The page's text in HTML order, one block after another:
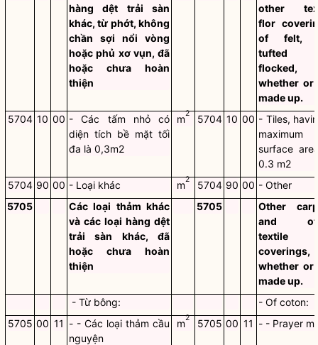
hàng dệt trải sàn
khác, từ phớt, không
chần sợi nổi vòng
hoặc phủ xơ vụn, đã
hoặc chưa hoàn
thiện
other
flor
of felt,
tufted
flocked,
whether or
made up.
5704 10 00 - Các tấm nhỏ có
diện tích bề mặt tối
đa là 0,3m2
m2 5704 10 00 - Tiles,
maximum
surface
0.3 m2
5704 90 00 - Loại khác m2 5704 90 00 - Other
5705
Các loại thảm khác
và các loại hàng dệt
trải sàn khác, đã
hoặc chưa hoàn
thiện
5705
Other
and
textile
coverings,
whether or
made up.
- Từ bông:
- Of coton:
5705 00 11 - - Các loại thảm cầu
nguyện
m2 5705 00 11 - - Prayer